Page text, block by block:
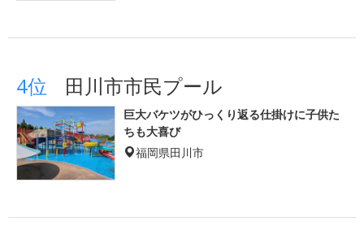
4位 田川市市民プール
巨大バケツがひっくり返る仕掛けに子供た
ちも大喜び
福岡県田川市